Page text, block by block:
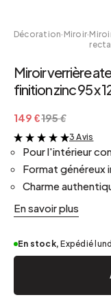
Décoration· Miroir·
Miroir verrière
finition zinc 95 x
149 €195 €
&
3 Avis
Pour l'intérieur
Format généreux
Charme
En savoir plus
En stock, Expédié